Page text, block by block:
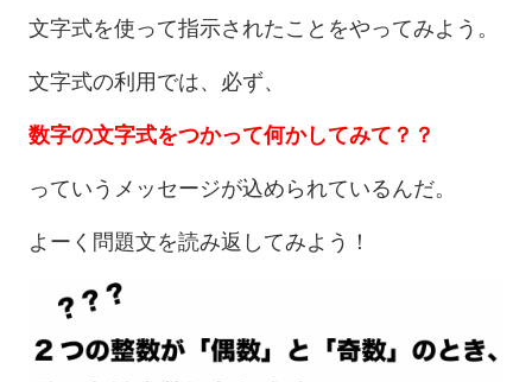
文字式を使って指示されたことをやってみよう。
文字式の利用では、必ず、
数字の文字式をつかって何かしてみて？？
っていうメッセージが込められているんだ。
よーく問題文を読み返してみよう！